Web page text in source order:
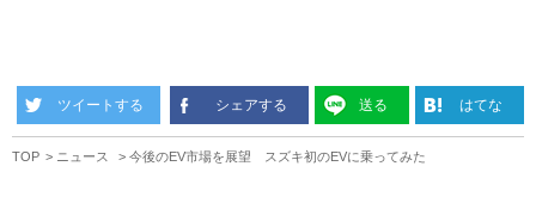
ツイートする シェアする 送る はてな
TOP ニュース 今後のEV市場を展望 スズキ初のEVに乗ってみた